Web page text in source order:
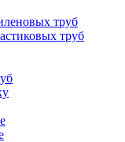
труб
труб